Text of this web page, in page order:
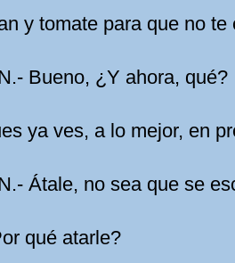
y tomate para que no te
Bueno, ¿Y ahora, qué?
ya ves, a lo mejor, en
Átale, no sea que se
qué atarle?